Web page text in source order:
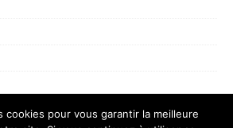
cookies pour vous garantir la meilleure